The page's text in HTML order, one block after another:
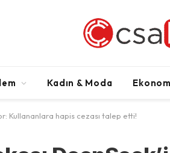
Kadın & Moda
Kullananlara hapis cezası talep etti!